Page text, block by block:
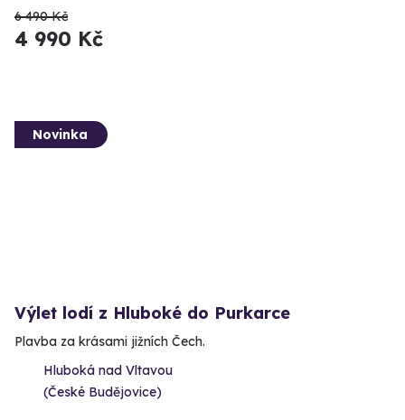
6 490 Kč
4 990 Kč
Novinka
Výlet lodí z Hluboké do Purkarce
Plavba za krásami jižních Čech.
Hluboká nad Vltavou
(České Budějovice)